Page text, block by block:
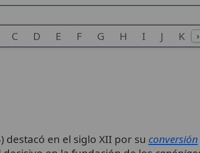
C D E F G H I J K ›
destacó en el siglo XII por su conversión